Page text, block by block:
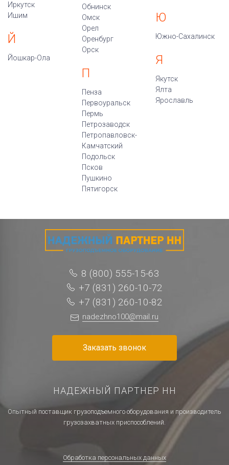
Иркутск
Ишим
Й
Йошкар-Ола
Обнинск
Омск
Орел
Оренбург
Орск
П
Пенза
Первоуральск
Пермь
Петрозаводск
Петропавловск-
Камчатский
Подольск
Псков
Пушкино
Пятигорск
Ю
Южно-Сахалинск
Я
Якутск
Ялта
Ярославль
8 (800) 555-15-63
+7 (831) 260-10-72
+7 (831) 260-10-82
nadezhno100@mail.ru
Заказать звонок
НАДЕЖНЫЙ ПАРТНЕР НН
Опытный поставщик грузоподъемного оборудования и производитель
грузозахватных приспособлений.
Обработка персональных данных